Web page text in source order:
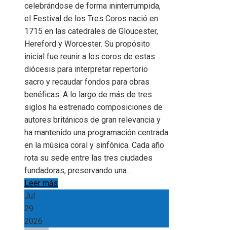
celebrándose de forma ininterrumpida,
el Festival de los Tres Coros nació en
1715 en las catedrales de Gloucester,
Hereford y Worcester. Su propósito
inicial fue reunir a los coros de estas
diócesis para interpretar repertorio
sacro y recaudar fondos para obras
benéficas. A lo largo de más de tres
siglos ha estrenado composiciones de
autores británicos de gran relevancia y
ha mantenido una programación centrada
en la música coral y sinfónica. Cada año
rota su sede entre las tres ciudades
fundadoras, preservando una…
Leer más
Jul
29
2026